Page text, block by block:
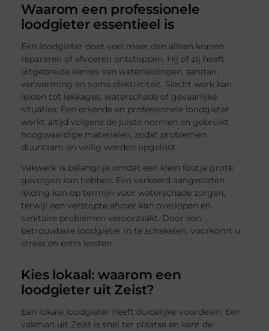
Waarom een professionele
loodgieter essentieel is
Een loodgieter doet veel meer dan alleen kranen
repareren of afvoeren ontstoppen. Hij of zij heeft
uitgebreide kennis van waterleidingen, sanitair,
verwarming en soms elektriciteit. Slecht werk kan
leiden tot lekkages, waterschade of gevaarlijke
situaties. Een erkende en professionele loodgieter
werkt altijd volgens de juiste normen en gebruikt
hoogwaardige materialen, zodat problemen
duurzaam en veilig worden opgelost.
Vakwerk is belangrijk omdat een klein foutje grote
gevolgen kan hebben. Een verkeerd aangesloten
leiding kan op termijn voor waterschade zorgen,
terwijl een verstopte afvoer kan overlopen en
sanitaire problemen veroorzaakt. Door een
betrouwbare loodgieter in te schakelen, voorkomt u
stress en extra kosten.
Kies lokaal: waarom een
loodgieter uit Zeist?
Een lokale loodgieter heeft duidelijke voordelen. Een
vakman uit Zeist is snel ter plaatse en kent de